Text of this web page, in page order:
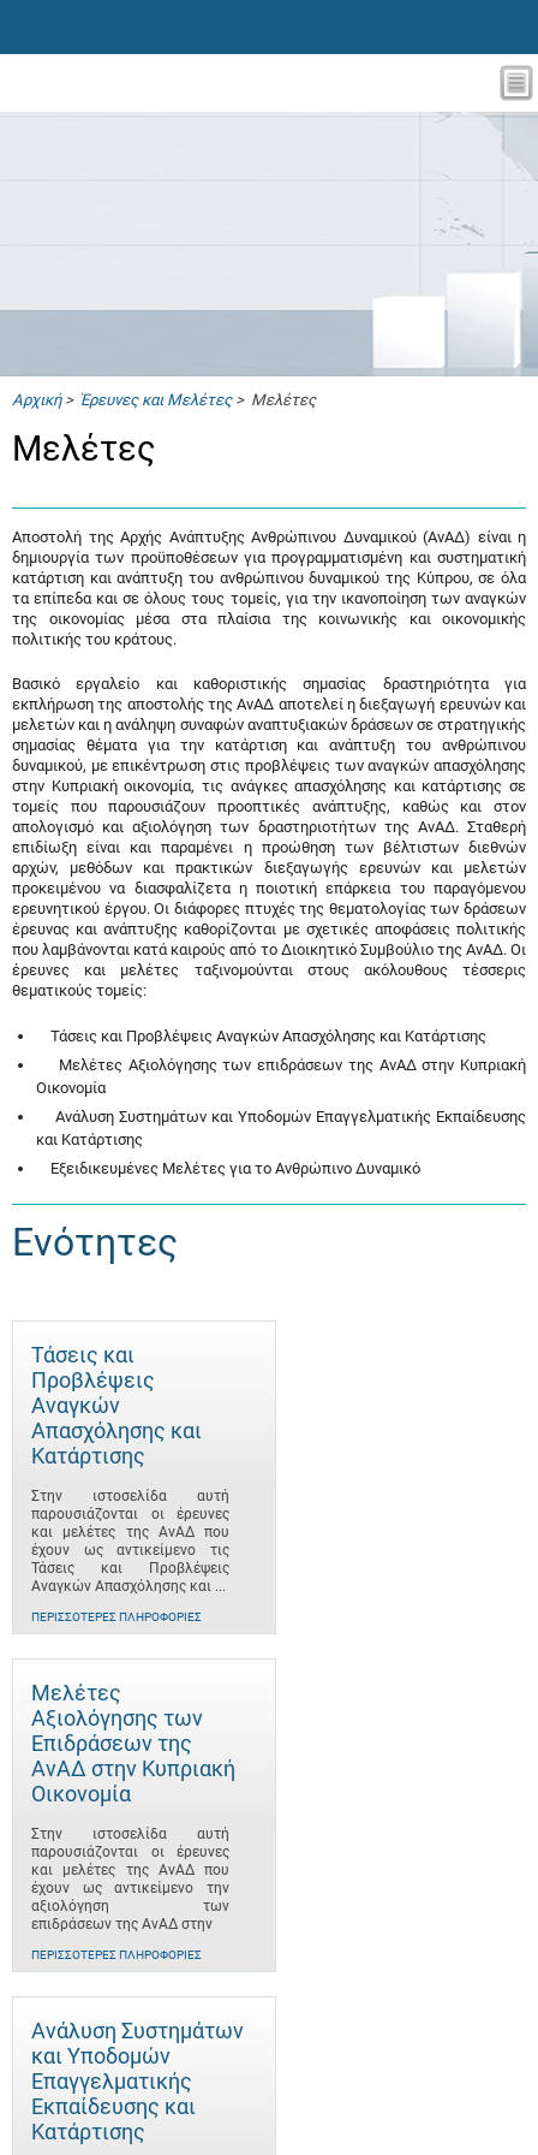
Αρχική> Έρευνες και Μελέτες> Μελέτες
Μελέτες
Αποστολή της Αρχής Ανάπτυξης Ανθρώπινου Δυναμικού (ΑνΑΔ) είναι η
δημιουργία των προϋποθέσεων για προγραμματισμένη και συστηματική
κατάρτιση και ανάπτυξη του ανθρώπινου δυναμικού της Κύπρου, σε όλα
τα επίπεδα και σε όλους τους τομείς, για την ικανοποίηση των αναγκών
της οικονομίας μέσα στα πλαίσια της κοινωνικής και οικονομικής
πολιτικής του κράτους.
Βασικό εργαλείο και καθοριστικής σημασίας δραστηριότητα για
εκπλήρωση της αποστολής της ΑνΑΔ αποτελεί η διεξαγωγή ερευνών και
μελετών και η ανάληψη συναφών αναπτυξιακών δράσεων σε στρατηγικής
σημασίας θέματα για την κατάρτιση και ανάπτυξη του ανθρώπινου
δυναμικού, με επικέντρωση στις προβλέψεις των αναγκών απασχόλησης
στην Κυπριακή οικονομία, τις ανάγκες απασχόλησης και κατάρτισης σε
τομείς που παρουσιάζουν προοπτικές ανάπτυξης, καθώς και στον
απολογισμό και αξιολόγηση των δραστηριοτήτων της ΑνΑΔ. Σταθερή
επιδίωξη είναι και παραμένει η προώθηση των βέλτιστων διεθνών
αρχών, μεθόδων και πρακτικών διεξαγωγής ερευνών και μελετών
προκειμένου να διασφαλίζετα η ποιοτική επάρκεια του παραγόμενου
ερευνητικού έργου. Οι διάφορες πτυχές της θεματολογίας των δράσεων
έρευνας και ανάπτυξης καθορίζονται με σχετικές αποφάσεις πολιτικής
που λαμβάνονται κατά καιρούς από το Διοικητικό Συμβούλιο της ΑνΑΔ. Οι
έρευνες και μελέτες ταξινομούνται στους ακόλουθους τέσσερις
θεματικούς τομείς:
Τάσεις και Προβλέψεις Αναγκών Απασχόλησης και Κατάρτισης
Μελέτες Αξιολόγησης των επιδράσεων της ΑνΑΔ στην Κυπριακή
Οικονομία
Ανάλυση Συστημάτων και Υποδομών Επαγγελματικής Εκπαίδευσης
και Κατάρτισης
Εξειδικευμένες Μελέτες για το Ανθρώπινο Δυναμικό
Ενότητες
Τάσεις και
Προβλέψεις
Αναγκών
Απασχόλησης και
Κατάρτισης
Στην ιστοσελίδα αυτή
παρουσιάζονται οι έρευνες
και μελέτες της ΑνΑΔ που
έχουν ως αντικείμενο τις
Τάσεις και Προβλέψεις
Αναγκών Απασχόλησης και ...
ΠΕΡΙΣΣΌΤΕΡΕΣ ΠΛΗΡΟΦΟΡΊΕΣ
Μελέτες
Αξιολόγησης των
Επιδράσεων της
ΑνΑΔ στην Κυπριακή
Οικονομία
Στην ιστοσελίδα αυτή
παρουσιάζονται οι έρευνες
και μελέτες της ΑνΑΔ που
έχουν ως αντικείμενο την
αξιολόγηση των
επιδράσεων της ΑνΑΔ στην
ΠΕΡΙΣΣΌΤΕΡΕΣ ΠΛΗΡΟΦΟΡΊΕΣ
Ανάλυση Συστημάτων
και Υποδομών
Επαγγελματικής
Εκπαίδευσης και
Κατάρτισης